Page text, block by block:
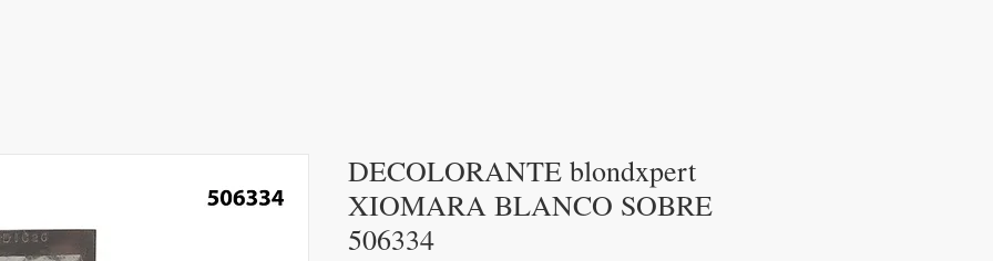
DECOLORANTE blondxpert
XIOMARA BLANCO SOBRE
506334